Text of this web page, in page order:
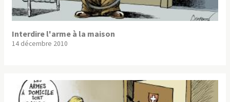
Interdire l'arme à la maison
14 décembre 2010